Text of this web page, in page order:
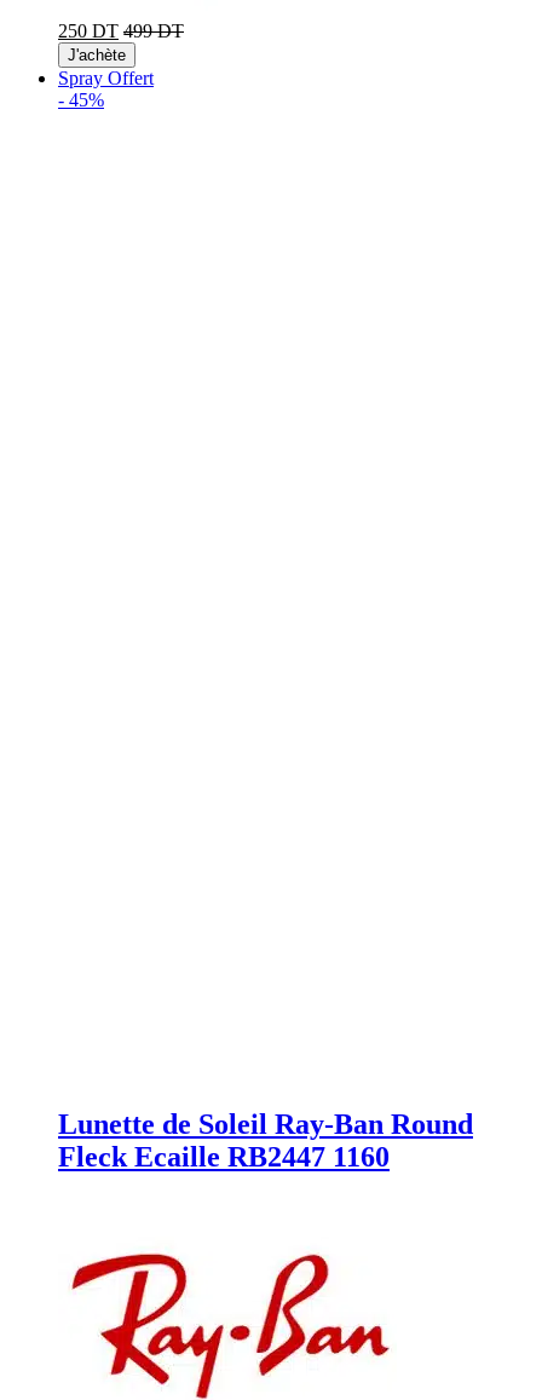
250 DT 499 DT
J'achète
Spray Offert
- 45%
Lunette de Soleil Ray-Ban Round
Fleck Ecaille RB2447 1160